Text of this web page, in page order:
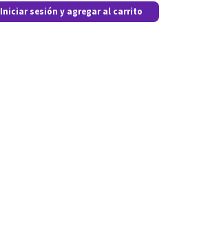
Iniciar sesión y agregar al carrito